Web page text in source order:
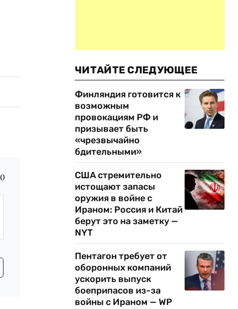
0
ЧИТАЙТЕ СЛЕДУЮЩЕЕ
Финляндия готовится к
возможным
провокациям РФ и
призывает быть
«чрезвычайно
бдительными»
США стремительно
истощают запасы
оружия в войне с
Ираном: Россия и Китай
берут это на заметку —
NYT
Пентагон требует от
оборонных компаний
ускорить выпуск
боеприпасов из-за
войны с Ираном — WP